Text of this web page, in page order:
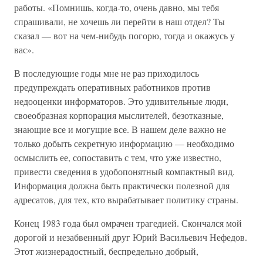
работы. «Помнишь, когда-то, очень давно, мы тебя
спрашивали, не хочешь ли перейти в наш отдел? Ты
сказал — вот на чем-нибудь погорю, тогда и окажусь у
вас».
В последующие годы мне не раз приходилось
предупреждать оперативных работников против
недооценки информаторов. Это удивительные люди,
своеобразная корпорация мыслителей, безотказные,
знающие все и могущие все. В нашем деле важно не
только добыть секретную информацию — необходимо
осмыслить ее, сопоставить с тем, что уже известно,
привести сведения в удобопонятный компактный вид.
Информация должна быть практически полезной для
адресатов, для тех, кто вырабатывает политику страны.
Конец 1983 года был омрачен трагедией. Скончался мой
дорогой и незабвенный друг Юрий Васильевич Нефедов.
Этот жизнерадостный, беспредельно добрый,